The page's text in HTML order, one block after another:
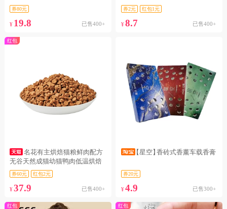
券80元
¥ 19.8 已售400+
券2元 红包1元
¥8.7 已售400+
红包
名花有主烘焙猫粮鲜肉配方
无谷天然成猫幼猫鸭肉低温烘焙
粮1.5
券60元 红包2元
¥ 37.9 已售400+
【星空】香砖式香薰车载香膏
券20元
¥4.9 已售300+
红包 红包